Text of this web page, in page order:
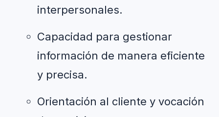
interpersonales.
Capacidad para gestionar
información de manera eficiente
y precisa.
Orientación al cliente y vocación